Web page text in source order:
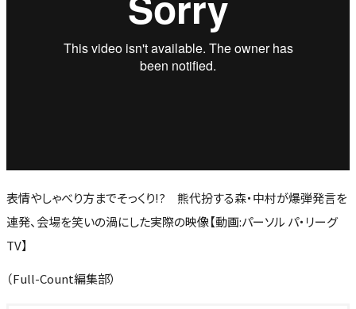
表情やしゃべり方までそっくり!? 熊代扮する森・中村が爆弾発言を
連発、会場を笑いの渦にした実際の映像【動画:パーソル パ・リーグ
TV】
（Full-Count編集部）